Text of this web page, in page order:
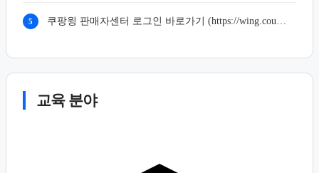
5
교육 분야